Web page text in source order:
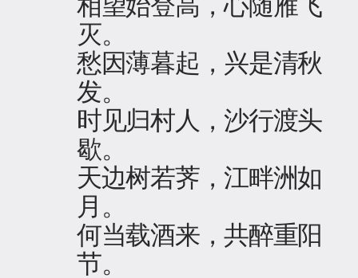
灭。
愁因薄暮起，兴是清秋
发。
时见归村人，沙行渡头
歇。
天边树若荠，江畔洲如
月。
何当载酒来，共醉重阳
节。